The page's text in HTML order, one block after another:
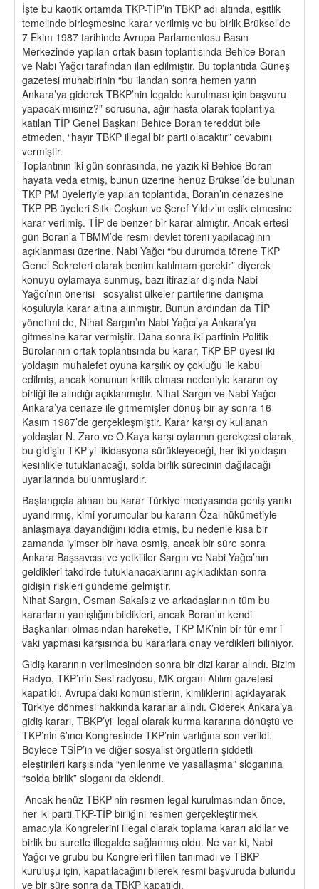
İşte bu kaotik ortamda TKP-TİP’in TBKP adı altında, eşitlik
temelinde birleşmesine karar verilmiş ve bu birlik Brüksel’de
7 Ekim 1987 tarihinde Avrupa Parlamentosu Basın
Merkezinde yapılan ortak basın toplantısında Behice Boran
ve Nabi Yağcı tarafından ilan edilmiştir. Bu toplantıda Güneş
gazetesi muhabirinin “bu ilandan sonra hemen yarın
Ankara’ya giderek TBKP’nin legalde kurulması için başvuru
yapacak mısınız?” sorusuna, ağır hasta olarak toplantıya
katılan TİP Genel Başkanı Behice Boran tereddüt bile
etmeden, “hayır TBKP illegal bir parti olacaktır” cevabını
vermiştir.
Toplantının iki gün sonrasında, ne yazık ki Behice Boran
hayata veda etmiş, bunun üzerine henüz Brüksel’de bulunan
TKP PM üyeleriyle yapılan toplantıda, Boran’ın cenazesine
TKP PB üyeleri Sıtkı Coşkun ve Şeref Yıldız’ın eşlik etmesine
karar verilmiş. TİP de benzer bir karar almıştır. Ancak ertesi
gün Boran’a TBMM’de resmi devlet töreni yapılacağının
açıklanması üzerine, Nabi Yağcı “bu durumda törene TKP
Genel Sekreteri olarak benim katılmam gerekir” diyerek
konuyu oylamaya sunmuş, bazı itirazlar dışında Nabi
Yağcı’nın önerisi sosyalist ülkeler partilerine danışma
koşuluyla karar altına alınmıştır. Bunun ardından da TİP
yönetimi de, Nihat Sargın’ın Nabi Yağcı’ya Ankara’ya
gitmesine karar vermiştir. Daha sonra iki partinin Politik
Bürolarının ortak toplantısında bu karar, TKP BP üyesi iki
yoldaşın muhalefet oyuna karşılık oy çokluğu ile kabul
edilmiş, ancak konunun kritik olması nedeniyle kararın oy
birliği ile alındığı açıklanmıştır. Nihat Sargın ve Nabi Yağcı
Ankara’ya cenaze ile gitmemişler dönüş bir ay sonra 16
Kasım 1987’de gerçekleşmiştir. Karar karşı oy kullanan
yoldaşlar N. Zaro ve O.Kaya karşı oylarının gerekçesi olarak,
bu gidişin TKP’yi likidasyona sürükleyeceği, her iki yoldaşın
kesinlikle tutuklanacağı, solda birlik sürecinin dağılacağı
uyarılarında bulunmuşlardır.
Başlangıçta alınan bu karar Türkiye medyasında geniş yankı
uyandırmış, kimi yorumcular bu kararın Özal hükümetiyle
anlaşmaya dayandığını iddia etmiş, bu nedenle kısa bir
zamanda iyimser bir hava esmiş, ancak bir süre sonra
Ankara Başsavcısı ve yetkililer Sargın ve Nabi Yağcı’nın
geldikleri takdirde tutuklanacaklarını açıkladıktan sonra
gidişin riskleri gündeme gelmiştir.
Nihat Sargın, Osman Sakalsız ve arkadaşlarının tüm bu
kararların yanlışlığını bildikleri, ancak Boran’ın kendi
Başkanları olmasından hareketle, TKP MK’nin bir tür emr-i
vaki yapması karşısında bu kararlara onay verdikleri biliniyor.
Gidiş kararının verilmesinden sonra bir dizi karar alındı. Bizim
Radyo, TKP’nin Sesi radyosu, MK organı Atılım gazetesi
kapatıldı. Avrupa’daki komünistlerin, kimliklerini açıklayarak
Türkiye dönmesi hakkında kararlar alındı. Giderek Ankara’ya
gidiş kararı, TBKP’yi legal olarak kurma kararına dönüştü ve
TKP’nin 6’ıncı Kongresinde TKP’nin varlığına son verildi.
Böylece TSİP’in ve diğer sosyalist örgütlerin şiddetli
eleştirileri karşısında “yenilenme ve yasallaşma” sloganına
“solda birlik” sloganı da eklendi.
Ancak henüz TBKP’nin resmen legal kurulmasından önce,
her iki parti TKP-TİP birliğini resmen gerçekleştirmek
amacıyla Kongrelerini illegal olarak toplama kararı aldılar ve
birlik bu suretle illegalde sağlanmış oldu. Ne var ki, Nabi
Yağcı ve grubu bu Kongreleri fiilen tanımadı ve TBKP
kuruluşu için, kapatılacağını bilerek resmi başvuruda bulundu
ve bir süre sonra da TBKP kapatıldı.